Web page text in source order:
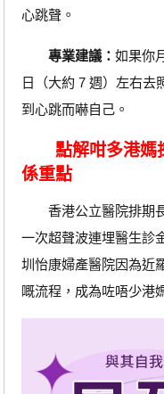
心跳聲。
專業建議： 如果你
日（大約 7 週）左右去
到心跳而嚇自己。
點解咁多港媽
係重點
香港公立醫院排期長
一次超聲波連埋醫生診
圳怡康婦產醫院因為近
嘅流程，成為咗唔少港